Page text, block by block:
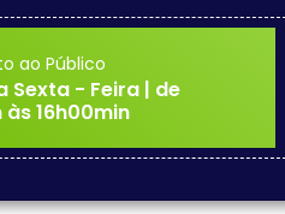
ao Público
Sexta - Feira | de
16h00min